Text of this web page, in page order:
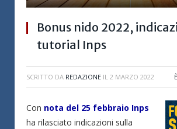
Bonus nido 2022,
tutorial Inps
SCRITTO DA REDAZIONE IL 2 MARZO 2022
Con nota del 25 febbraio Inps
ha rilasciato indicazioni sulla